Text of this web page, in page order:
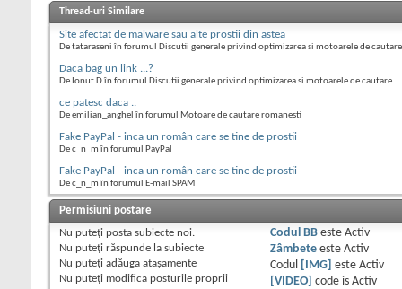
Thread-uri Similare
Site afectat de malware sau alte prostii din astea
De tataraseni în forumul Discutii generale privind optimizarea si motoarele de cautare
Daca bag un link ...?
De Ionut D în forumul Discutii generale privind optimizarea si motoarele de cautare
ce patesc daca ..
De emilian_anghel în forumul Motoare de cautare romanesti
Fake PayPal - inca un român care se tine de prostii
De c_n_m în forumul PayPal
Fake PayPal - inca un român care se tine de prostii
De c_n_m în forumul E-mail SPAM
Permisiuni postare
Nu puteţi posta subiecte noi.
Nu puteţi răspunde la subiecte
Nu puteţi adăuga ataşamente
Nu puteţi modifica posturile proprii
Codul BBeste Activ
Zâmbeteeste Activ
Codul
[IMG] este Activ
[VIDEO]
code is Activ